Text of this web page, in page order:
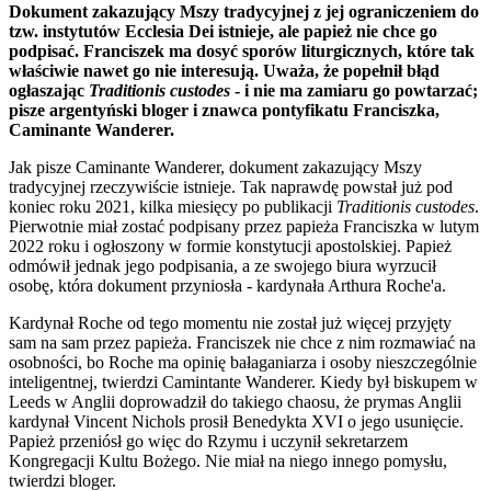
Dokument zakazujący Mszy tradycyjnej z jej ograniczeniem do
tzw. instytutów Ecclesia Dei istnieje, ale papież nie chce go
podpisać. Franciszek ma dosyć sporów liturgicznych, które tak
właściwie nawet go nie interesują. Uważa, że popełnił błąd
ogłaszając Traditionis custodes - i nie ma zamiaru go powtarzać;
pisze argentyński bloger i znawca pontyfikatu Franciszka,
Caminante Wanderer.
Jak pisze Caminante Wanderer, dokument zakazujący Mszy
tradycyjnej rzeczywiście istnieje. Tak naprawdę powstał już pod
koniec roku 2021, kilka miesięcy po publikacji Traditionis custodes.
Pierwotnie miał zostać podpisany przez papieża Franciszka w lutym
2022 roku i ogłoszony w formie konstytucji apostolskiej. Papież
odmówił jednak jego podpisania, a ze swojego biura wyrzucił
osobę, która dokument przyniosła - kardynała Arthura Roche'a.
Kardynał Roche od tego momentu nie został już więcej przyjęty
sam na sam przez papieża. Franciszek nie chce z nim rozmawiać na
osobności, bo Roche ma opinię bałaganiarza i osoby nieszczególnie
inteligentnej, twierdzi Camintante Wanderer. Kiedy był biskupem w
Leeds w Anglii doprowadził do takiego chaosu, że prymas Anglii
kardynał Vincent Nichols prosił Benedykta XVI o jego usunięcie.
Papież przeniósł go więc do Rzymu i uczynił sekretarzem
Kongregacji Kultu Bożego. Nie miał na niego innego pomysłu,
twierdzi bloger.